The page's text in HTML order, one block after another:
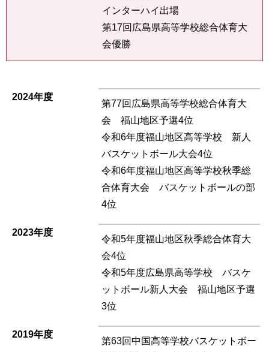
インターハイ出場
第17回広島県高等学校総合体育大
会優勝
2024年度
第77回広島県高等学校総合体育大
会 福山地区予選4位
令和6年度福山地区高等学校 新人
バスケットボール大会4位
令和6年度福山地区高等学校秋季総
合体育大会 バスケットボールの部
4位
2023年度
令和5年度福山地区秋季総合体育大
会4位
令和5年度広島県高等学校 バスケ
ットボール新人大会 福山地区予選
3位
2019年度
第63回中国高等学校バスケットボー